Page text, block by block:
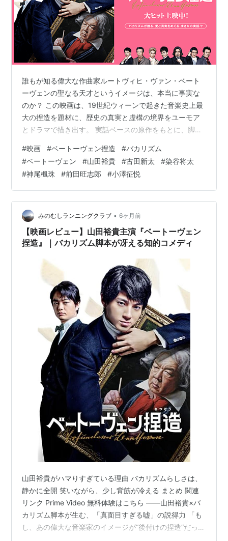
誰もが知る偉大な作曲家ルートヴィヒ・ヴァン・ベート
ーヴェンの聖なる天才というイメージは、本当に事実な
のか？ この映画は、19世紀ウィーンで起きた音楽史上最
大の捏造を題材に、歴史の真実と虚構の境界をユーモア
とドラマで描き出す。 実話ベースの原作をもとに、脚本
する衝撃作だ。 ※本ページはネタバレを含みます。 ※本
ページはプロモーションが含まれています。 作品概要 主
な出演者 / キャスト 全編ネタバレあらすじ この作品が伝
えたかったこと 実話ベース？フィクション？ まとめ 作
品概要 作品名：『ベートーヴェン捏造』 公開日：2025
年9月12日（金）…
#映画 #ベートーヴェン捏造 #バカリズム
#ベートーヴェン #山田裕貴 #古田新太 #染谷将太
#神尾楓珠 #前田旺志郎 #小澤征悦
みのむしランニングクラブ • 6ヶ月前
【映画レビュー】山田裕貴主演『ベートーヴェン
捏造』｜バカリズム脚本が冴える知的コメディ
山田裕貴がハマりすぎている理由 バカリズムらしさは、
静かに全開 笑いながら、少し背筋が冷える まとめ 関連
リンク Prime Video 無料体験はこちら ――山田裕貴×バ
カリズム脚本が生む、「真面目すぎる嘘」の説得力 「も
し、あの偉大な音楽家のイメージが“後付けの捏造”だった